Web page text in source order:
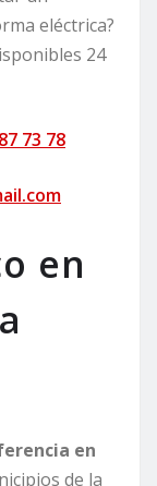
eléctrica?
24
73 78
en
en
de la